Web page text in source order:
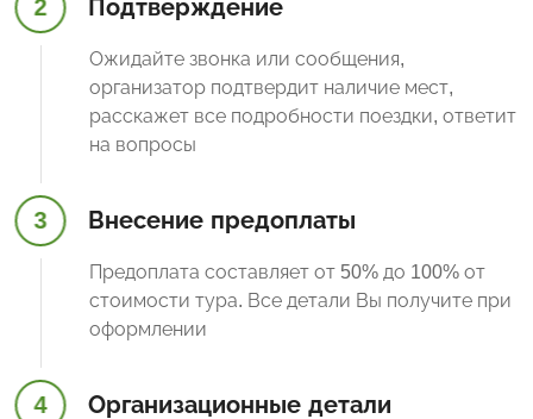
2 Подтверждение
Ожидайте звонка или сообщения,
организатор подтвердит наличие мест,
расскажет все подробности поездки, ответит
на вопросы
3 Внесение предоплаты
Предоплата составляет от 50% до 100% от
стоимости тура. Все детали Вы получите при
оформлении
4 Организационные детали